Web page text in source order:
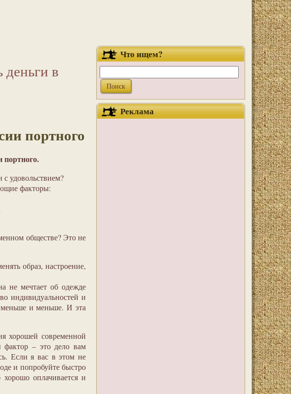
деньги в
портного
портного.
с удовольствием?
факторы:
обществе? Это не
образ, настроение,
не мечтает об одежде
индивидуальностей и
меньше и меньше. И эта
хорошей современной
фактор – это дело вам
Если я вас в этом не
и попробуйте быстро
оплачивается и
Что ищем?
Реклама